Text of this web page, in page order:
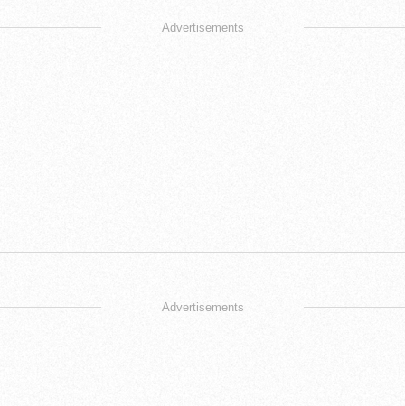
Advertisements
Advertisements